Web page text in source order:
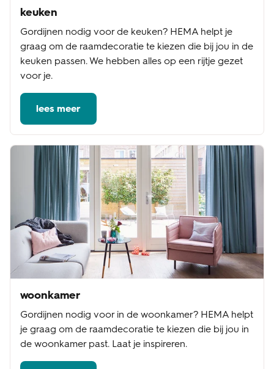
keuken
Gordijnen nodig voor de keuken? HEMA helpt je
graag om de raamdecoratie te kiezen die bij jou in de
keuken passen. We hebben alles op een rijtje gezet
voor je.
lees meer
woonkamer
Gordijnen nodig voor in de woonkamer? HEMA helpt
je graag om de raamdecoratie te kiezen die bij jou in
de woonkamer past. Laat je inspireren.